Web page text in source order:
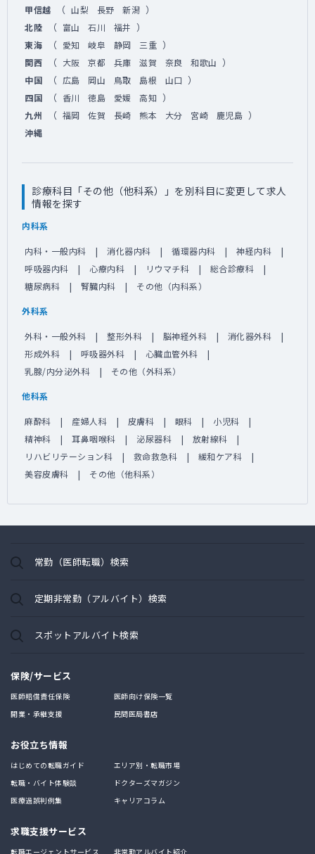
甲信越 （ 山梨 長野 新潟 ）
北陸 （ 富山 石川 福井 ）
東海 （ 愛知 岐阜 静岡 三重 ）
関西 （ 大阪 京都 兵庫 滋賀 奈良 和歌山 ）
中国 （ 広島 岡山 鳥取 島根 山口 ）
四国 （ 香川 徳島 愛媛 高知 ）
九州 （ 福岡 佐賀 長崎 熊本 大分 宮崎 鹿児島 ）
沖縄
診療科目「その他（他科系）」を別科目に変更して求人
情報を探す
内科系
内科・一般内科 消化器内科 循環器内科
神経内科
呼吸器内科
心療内科 リウマチ科
総合診療科
糖尿病科
腎臓内科 その他（内科系）
外科系
外科・一般外科 整形外科 脳神経外科
消化器外科
形成外科
呼吸器外科
心臓血管外科
乳腺/内分泌外科
その他（外科系）
他科系
麻酔科 産婦人科 皮膚科 眼科
小児科
精神科
耳鼻咽喉科 泌尿器科
放射線科
リハビリテーション科
救命救急科
緩和ケア科
美容皮膚科
その他（他科系）
常勤（医師転職）検索
定期非常勤（アルバイト）検索
スポットアルバイト検索
保険/サービス
医師賠償責任保険
医師向け保険一覧
開業・承継支援
民間医局書店
お役立ち情報
はじめての転職ガイド
エリア別・転職市場
転職・バイト体験談
ドクターズマガジン
医療過誤判例集
キャリアコラム
求職支援サービス
転職エージェントサービス 非常勤アルバイト紹介